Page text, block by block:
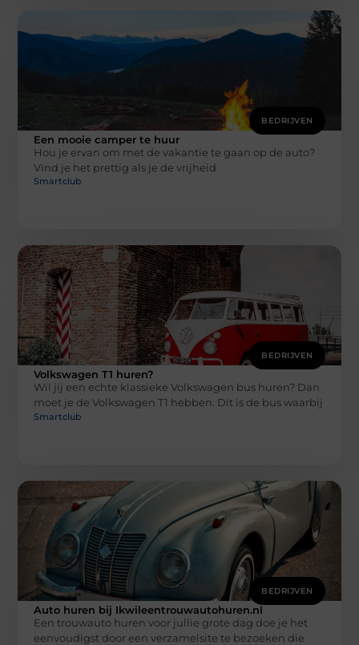
BEDRIJVEN
Een mooie camper te huur
Hou je ervan om met de vakantie te gaan op de auto?
Vind je het prettig als je de vrijheid
Smartclub
BEDRIJVEN
Volkswagen T1 huren?
Wil jij een echte klassieke Volkswagen bus huren? Dan
moet je de Volkswagen T1 hebben. Dit is de bus waarbij
Smartclub
BEDRIJVEN
Auto huren bij Ikwileentrouwautohuren.nl
Een trouwauto huren voor jullie grote dag doe je het
eenvoudigst door een verzamelsite te bezoeken die